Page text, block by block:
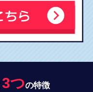
3つの特徴